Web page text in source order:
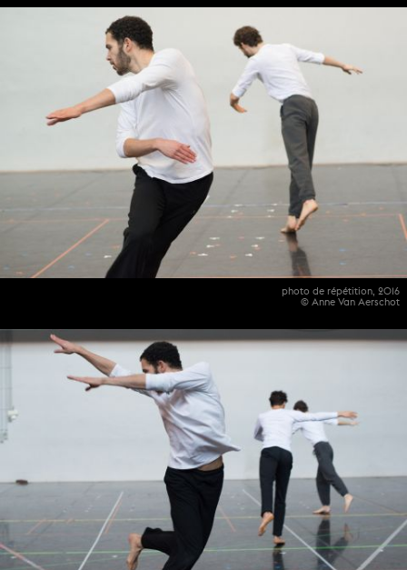
photo de répétition, 2016
© Anne Van Aerschot